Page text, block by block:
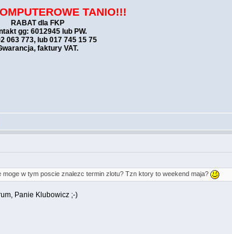
TANIO!!!
RABAT dla FKP
gg: 6012945 lub PW.
063 773, lub 017 745 15 75
faktury VAT.
w tym poscie znalezc termin zlotu? Tzn ktory to weekend maja?
Panie Klubowicz ;-)